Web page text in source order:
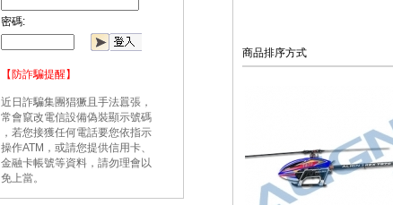
密碼:
【防詐騙提醒】
近日詐騙集團猖獗且手法囂張，
常會竄改電信設備偽裝顯示號碼
，若您接獲任何電話要您依指示
操作ATM，或請您提供信用卡、
金融卡帳號等資料，請勿理會以
免上當。
商品排序方式